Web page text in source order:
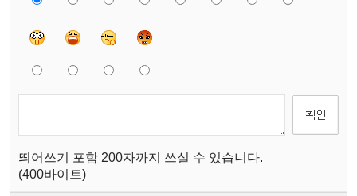
띄어쓰기 포함 200자까지 쓰실 수 있습니다.
(400바이트)